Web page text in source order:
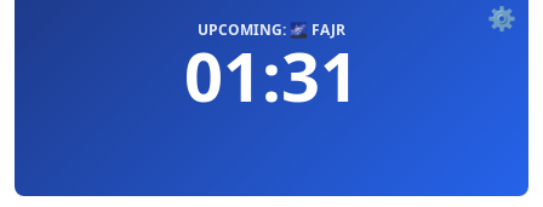
⚙️
UPCOMING: 🌌 FAJR
01:31